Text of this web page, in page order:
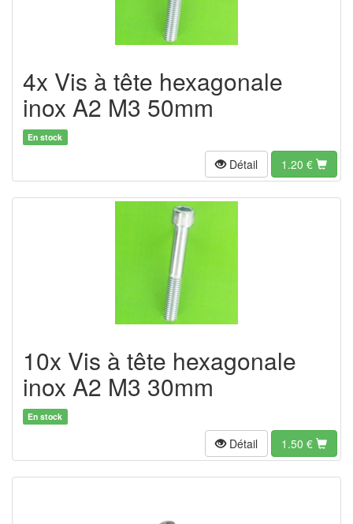
4x Vis à tête hexagonale
inox A2 M3 50mm
En stock
Détail 1.20 €
10x Vis à tête hexagonale
inox A2 M3 30mm
En stock
Détail 1.50 €